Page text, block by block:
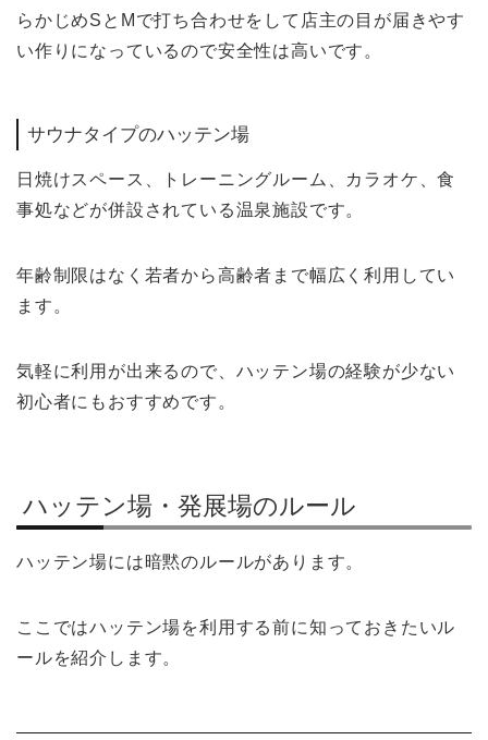
らかじめSとMで打ち合わせをして店主の目が届きやす
い作りになっているので安全性は高いです。
サウナタイプのハッテン場
日焼けスペース、トレーニングルーム、カラオケ、食
事処などが併設されている温泉施設です。
年齢制限はなく若者から高齢者まで幅広く利用してい
ます。
気軽に利用が出来るので、ハッテン場の経験が少ない
初心者にもおすすめです。
ハッテン場・発展場のルール
ハッテン場には暗黙のルールがあります。
ここではハッテン場を利用する前に知っておきたいル
ールを紹介します。